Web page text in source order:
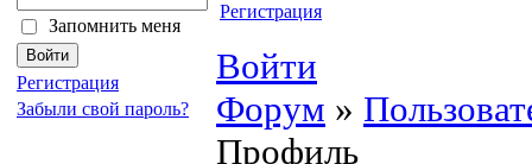
Запомнить меня
Регистрация
Забыли свой пароль?
Регистрация
Войти
Форум »
Профиль